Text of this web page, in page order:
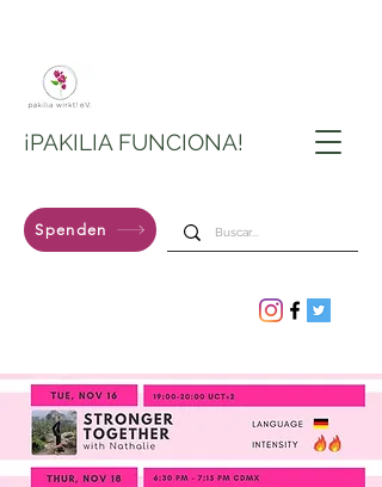
¡PAKILIA FUNCIONA!
Spenden